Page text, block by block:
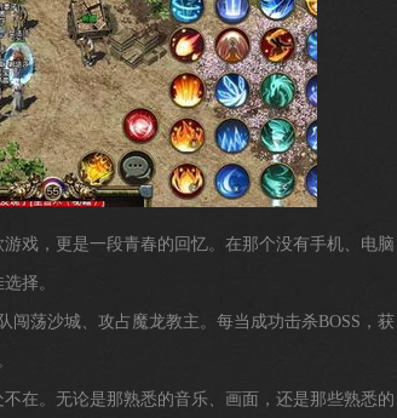
戏，更是一段青春的回忆。在那个没有手机、电脑
择。
荡沙城、攻占魔龙教主。每当成功击杀BOSS，获
在。无论是那熟悉的音乐、画面，还是那些熟悉的